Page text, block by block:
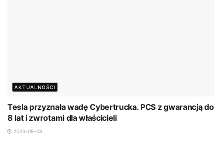
AKTUALNOŚCI
Tesla przyznała wadę Cybertrucka. PCS z gwarancją do
8 lat i zwrotami dla właścicieli
2026-08-08